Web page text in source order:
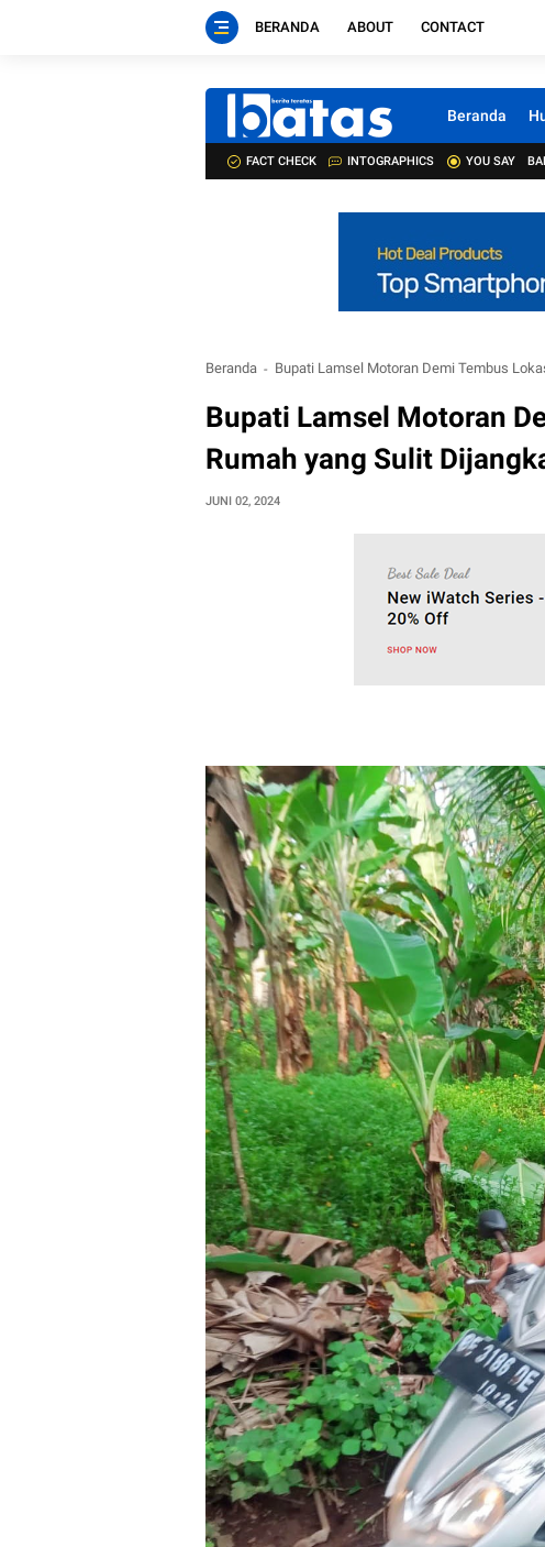
BERANDA ABOUT CONTACT
Beranda
FACT CHECK INTOGRAPHICS YOU SAY
Beranda Bupati Lamsel Motoran Demi Tembus
Bupati Lamsel Motoran
Rumah yang Sulit
JUNI 02, 2024